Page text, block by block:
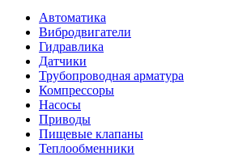
Автоматика
Вибродвигатели
Гидравлика
Датчики
Трубопроводная арматура
Компрессоры
Насосы
Приводы
Пищевые клапаны
Теплообменники